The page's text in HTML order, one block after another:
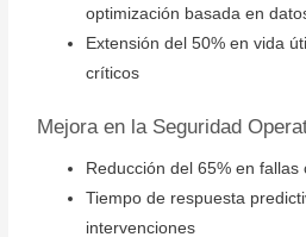
optimización basada en
Extensión del 50% en vida
críticos
Mejora en la Seguridad
Reducción del 65% en fallas
Tiempo de respuesta
intervenciones